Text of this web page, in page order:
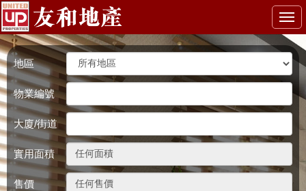
地區
物業編號
大廈/街道
實用面積
售價